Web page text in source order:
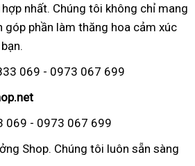
nhất. Chúng tôi không chỉ mang
góp phần làm thăng hoa cảm xúc
069 - 0973 067 699
069 - 0973 067 699
Shop. Chúng tôi luôn sẵn sàng